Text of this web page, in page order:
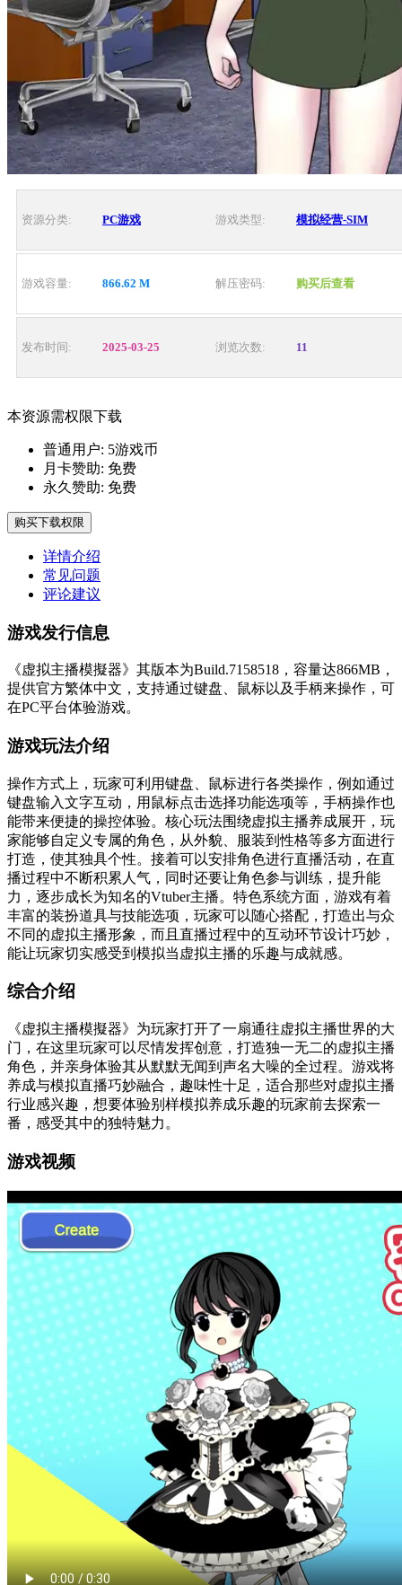
资源分类: PC游戏 游戏类型: 模拟经营-SIM
游戏容量: 866.62 M 解压密码: 购买后查看
发布时间: 2025-03-25 浏览次数: 11
本资源需权限下载
普通用户: 5游戏币
月卡赞助: 免费
永久赞助: 免费
购买下载权限
详情介绍
常见问题
评论建议
游戏发行信息
《虚拟主播模擬器》其版本为Build.7158518，容量达866MB，
提供官方繁体中文，支持通过键盘、鼠标以及手柄来操作，可
在PC平台体验游戏。
游戏玩法介绍
操作方式上，玩家可利用键盘、鼠标进行各类操作，例如通过
键盘输入文字互动，用鼠标点击选择功能选项等，手柄操作也
能带来便捷的操控体验。核心玩法围绕虚拟主播养成展开，玩
家能够自定义专属的角色，从外貌、服装到性格等多方面进行
打造，使其独具个性。接着可以安排角色进行直播活动，在直
播过程中不断积累人气，同时还要让角色参与训练，提升能
力，逐步成长为知名的Vtuber主播。特色系统方面，游戏有着
丰富的装扮道具与技能选项，玩家可以随心搭配，打造出与众
不同的虚拟主播形象，而且直播过程中的互动环节设计巧妙，
能让玩家切实感受到模拟当虚拟主播的乐趣与成就感。
综合介绍
《虚拟主播模擬器》为玩家打开了一扇通往虚拟主播世界的大
门，在这里玩家可以尽情发挥创意，打造独一无二的虚拟主播
角色，并亲身体验其从默默无闻到声名大噪的全过程。游戏将
养成与模拟直播巧妙融合，趣味性十足，适合那些对虚拟主播
行业感兴趣，想要体验别样模拟养成乐趣的玩家前去探索一
番，感受其中的独特魅力。
游戏视频